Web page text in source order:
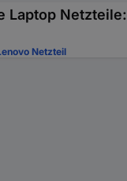
Laptop Netzteile:
Netzteil